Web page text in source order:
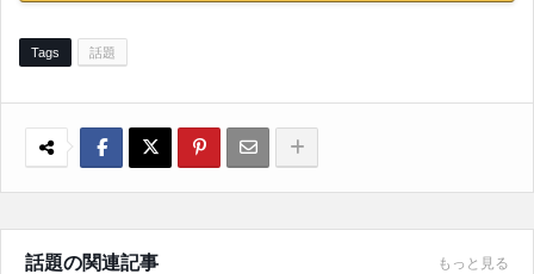
Tags 話題
話題の関連記事 もっと見る